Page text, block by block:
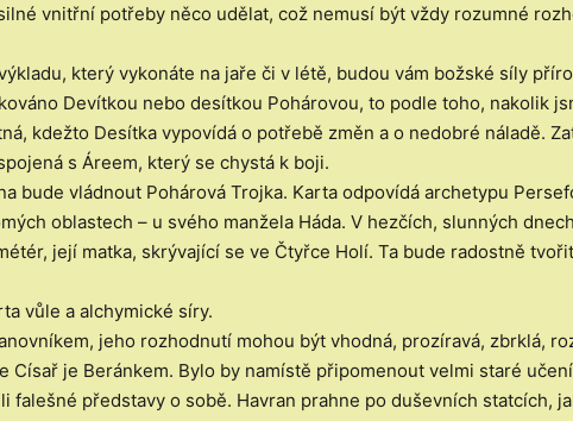
vnitřní potřeby něco udělat, což nemusí být vždy rozumné
který vykonáte na jaře či v létě, budou vám božské síly
Devítkou nebo desítkou Pohárovou, to podle toho, nakolik
kdežto Desítka vypovídá o potřebě změn a o nedobré náladě.
s Áreem, který se chystá k boji.
bude vládnout Pohárová Trojka. Karta odpovídá archetypu
oblastech – u svého manžela Háda. V hezčích, slunných
její matka, skrývající se ve Čtyřce Holí. Ta bude radostně
vůle a alchymické síry.
jeho rozhodnutí mohou být vhodná, prozíravá, zbrklá,
Císař je Beránkem. Bylo by namístě připomenout velmi staré
falešné představy o sobě. Havran prahne po duševních statcích,